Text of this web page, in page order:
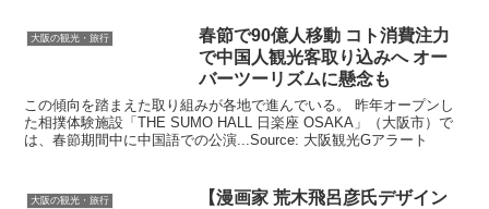
大阪の観光・旅行
春節で90億人移動 コト消費注力
で中国人観光客取り込みへ オー
バーツーリズムに懸念も
この傾向を踏まえた取り組みが各地で進んでいる。 昨年オープンし
た相撲体験施設「THE SUMO HALL 日楽座 OSAKA」（大阪市）で
は、春節期間中に中国語での公演...Source: 大阪観光Gアラート
大阪の観光・旅行
【漫画家 荒木飛呂彦氏デザイン